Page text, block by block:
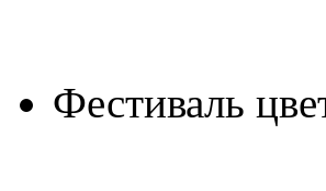
Фестиваль